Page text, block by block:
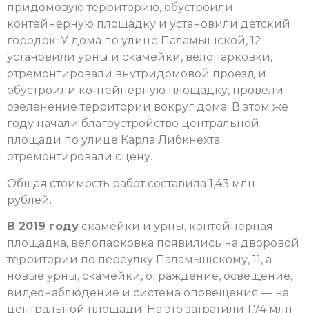
придомовую территорию, обустроили
контейнерную площадку и установили детский
городок. У дома по улице Паламышской, 12
установили урны и скамейки, велопарковки,
отремонтировали внутридомовой проезд и
обустроили контейнерную площадку, провели
озеленение территории вокруг дома. В этом же
году начали благоустройство центральной
площади по улице Карла Либкнехта:
отремонтировали сцену.
Общая стоимость работ составила 1,43 млн
рублей.
В 2019 году скамейки и урны, контейнерная
площадка, велопарковка появились на дворовой
территории по переулку Паламышскому, 11, а
новые урны, скамейки, ограждение, освещение,
видеонаблюдение и система оповещения — на
центральной площади. На это затратили 1,74 млн